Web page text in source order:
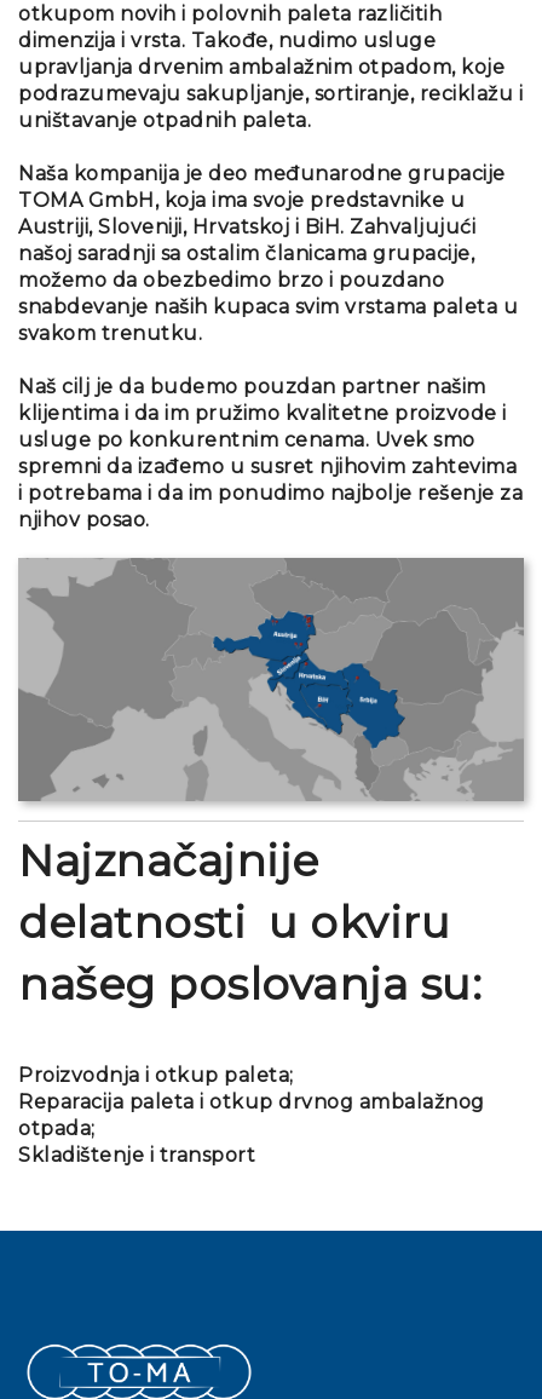
otkupom novih i polovnih paleta različitih
dimenzija i vrsta. Takođe, nudimo usluge
upravljanja drvenim ambalažnim otpadom, koje
podrazumevaju sakupljanje, sortiranje, reciklažu i
uništavanje otpadnih paleta.
Naša kompanija je deo međunarodne grupacije
TOMA GmbH, koja ima svoje predstavnike u
Austriji, Sloveniji, Hrvatskoj i BiH. Zahvaljujući
našoj saradnji sa ostalim članicama grupacije,
možemo da obezbedimo brzo i pouzdano
snabdevanje naših kupaca svim vrstama paleta u
svakom trenutku.
Naš cilj je da budemo pouzdan partner našim
klijentima i da im pružimo kvalitetne proizvode i
usluge po konkurentnim cenama. Uvek smo
spremni da izađemo u susret njihovim zahtevima
i potrebama i da im ponudimo najbolje rešenje za
njihov posao.
Najznačajnije
delatnosti u okviru
našeg poslovanja su:
Proizvodnja i otkup paleta;
Reparacija paleta i otkup drvnog ambalažnog
otpada;
Skladištenje i transport